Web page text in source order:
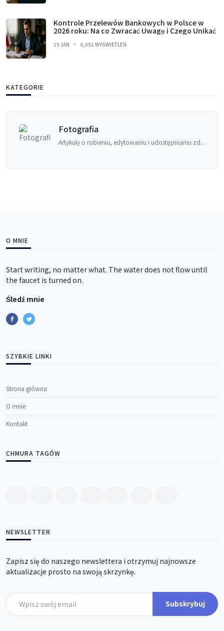
Kontrole Przelewów Bankowych w Polsce w
2026 roku: Na co Zwracać Uwagę i Czego Unikać
15 JAN 6,051 WYŚWIETLEŃ
KATEGORIE
zd...
Zasady rachunkowości, zarządzanie
O MNIE
Start writing, no matter what. The water does not flow until
the faucet is turned on.
Śledź mnie
SZYBKIE LINKI
Strona główna
O mnie
Kontakt
CHMURA TAGÓW
NEWSLETTER
Zapisz się do naszego newslettera i otrzymuj najnowsze
aktualizacje prosto na swoją skrzynkę.
Subskrybuj